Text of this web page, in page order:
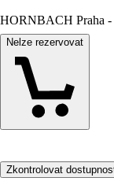
HORNBACH Praha -
Nelze rezervovat
Zkontrolovat